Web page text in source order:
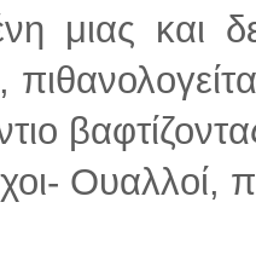
μιας
Ουαλλοί,